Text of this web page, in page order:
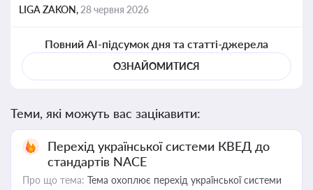
LIGA ZAKON, 28 червня 2026
Повний AI-підсумок дня та статті-джерела
ОЗНАЙОМИТИСЯ
Теми, які можуть вас зацікавити:
Перехід української системи КВЕД до
стандартів NACE
Про що тема: Тема охоплює перехід української системи